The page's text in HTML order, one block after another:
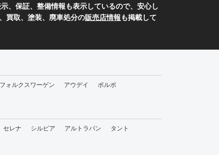
、保証、整備情報も表示しているので、安心し
買取、塗装、廃車処分の販売店情報も掲載して
フォルクスワーゲン アウデイ ボルボ
セレナ シルビア アルトラパン
タント